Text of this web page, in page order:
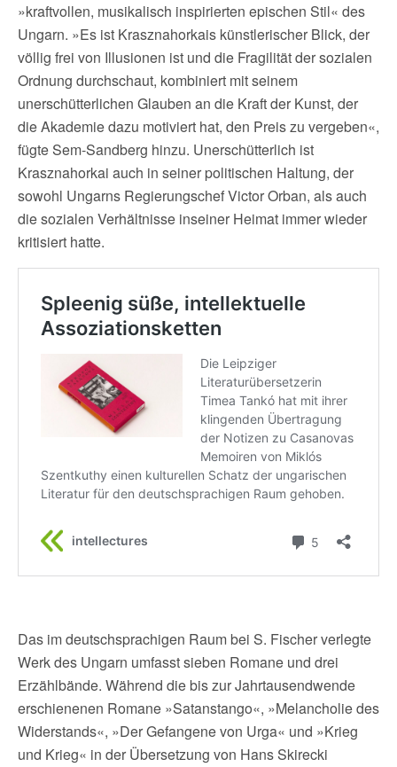
»kraftvollen, musikalisch inspirierten epischen Stil« des
Ungarn. »Es ist Krasznahorkais künstlerischer Blick, der
völlig frei von Illusionen ist und die Fragilität der sozialen
Ordnung durchschaut, kombiniert mit seinem
unerschütterlichen Glauben an die Kraft der Kunst, der
die Akademie dazu motiviert hat, den Preis zu vergeben«,
fügte Sem-Sandberg hinzu. Unerschütterlich ist
Krasznahorkai auch in seiner politischen Haltung, der
sowohl Ungarns Regierungschef Victor Orban, als auch
die sozialen Verhältnisse inseiner Heimat immer wieder
kritisiert hatte.
Das im deutschsprachigen Raum bei S. Fischer verlegte
Werk des Ungarn umfasst sieben Romane und drei
Erzählbände. Während die bis zur Jahrtausendwende
erschienenen Romane »Satanstango«, »Melancholie des
Widerstands«, »Der Gefangene von Urga« und »Krieg
und Krieg« in der Übersetzung von Hans Skirecki